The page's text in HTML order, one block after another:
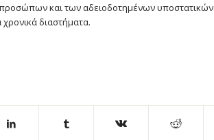
και των αδειοδοτημένων
χρονικά διαστήματα.